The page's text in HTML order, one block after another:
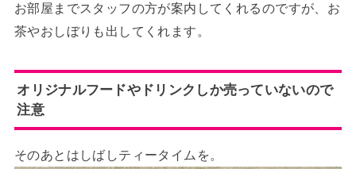
お部屋までスタッフの方が案内してくれるのですが、お
茶やおしぼりも出してくれます。
オリジナルフードやドリンクしか売っていないので
注意
そのあとはしばしティータイムを。